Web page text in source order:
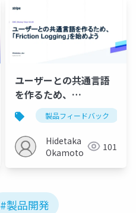
ユーザーとの共通言語
を作るため、
「Friction Logging」
を始めよう
製品フィードバック
Hidetaka
Okamoto
101
#製品開発